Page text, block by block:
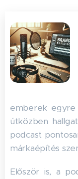
emberek egyre
útközben
podcast
márkaépítés
Először is, a